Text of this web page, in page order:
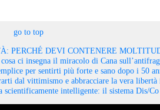
go to top
PERCHÉ DEVI CONTENERE
ci insegna il miracolo di Cana
per sentirti più forte e sano dopo i 50
dal vittimismo e abbracciare la vera libertà
scientificamente intelligente: il sistema Dis/